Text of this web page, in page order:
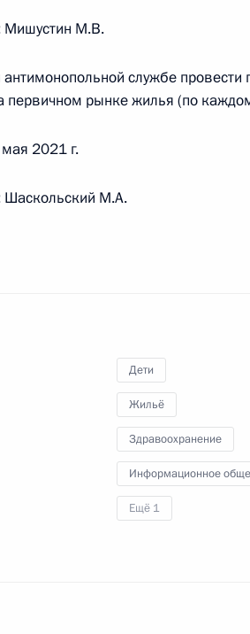
по итогам заседания
и детей
17:00
наделяющий детей-сирот и
14:55
просвещения Сергеем
Мишустин М.В.
службе провести
первичном рынке жилья (по
2021 г.
Шаскольский М.А.
Дети
Жильё
Здравоохранение
Информационное
Ещё 1